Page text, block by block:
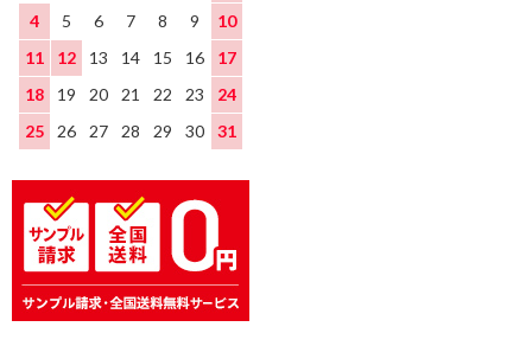
4
5 6 7 8 9
10
11
12 13 14 15 16
17
18
19 20 21 22 23
24
25
26 27 28 29 30 31